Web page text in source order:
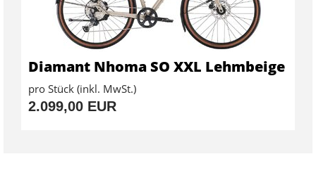
Diamant Nhoma SO XXL Lehmbeige
pro Stück (inkl. MwSt.)
2.099,00 EUR